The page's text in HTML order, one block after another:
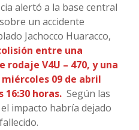
alertó a la base central
un accidente
Jachocco Huaracco,
entre una
rodaje V4U – 470, y una
09 de abril
horas. Según las
impacto habría dejado